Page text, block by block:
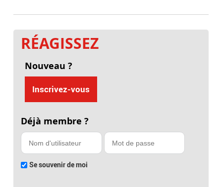
RÉAGISSEZ
Nouveau ?
Inscrivez-vous
Déjà membre ?
Se souvenir de moi